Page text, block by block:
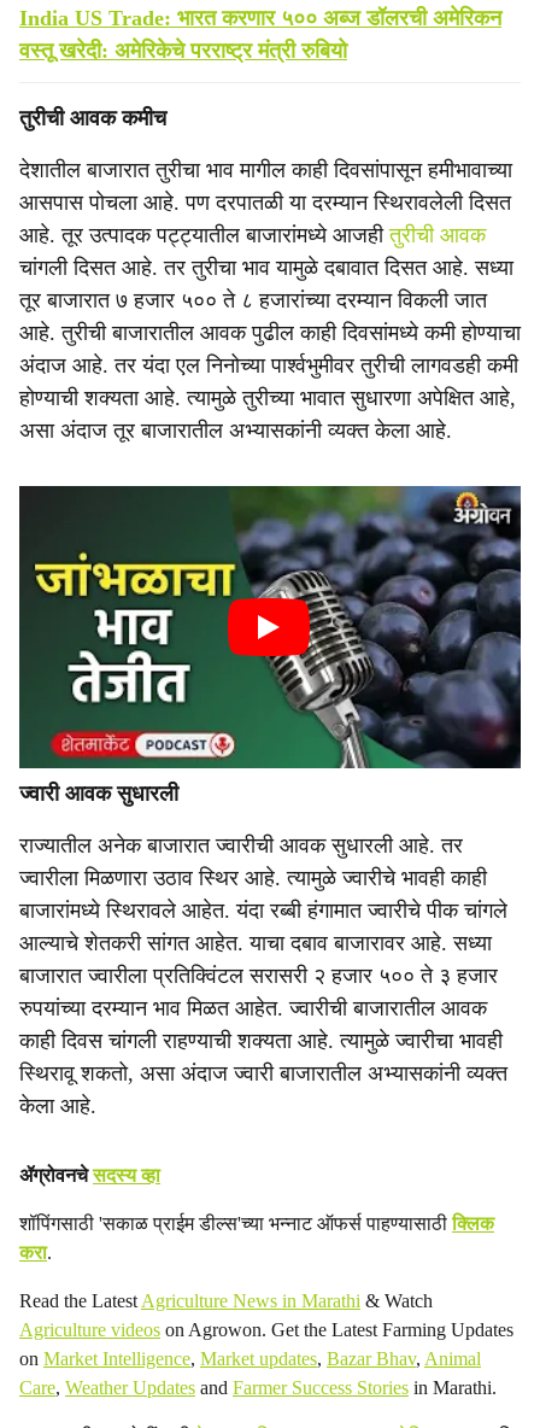
India US Trade: भारत करणार ५०० अब्ज डॉलरची अमेरिकन
वस्तू खरेदी: अमेरिकेचे परराष्ट्र मंत्री रुबियो
तुरीची आवक कमीच
देशातील बाजारात तुरीचा भाव मागील काही दिवसांपासून हमीभावाच्या
आसपास पोचला आहे. पण दरपातळी या दरम्यान स्थिरावलेली दिसत
आहे. तूर उत्पादक पट्ट्यातील बाजारांमध्ये आजहीतुरीची आवक
चांगली दिसत आहे. तर तुरीचा भाव यामुळे दबावात दिसत आहे. सध्या
तूर बाजारात ७ हजार ५०० ते ८ हजारांच्या दरम्यान विकली जात
आहे. तुरीची बाजारातील आवक पुढील काही दिवसांमध्ये कमी होण्याचा
अंदाज आहे. तर यंदा एल निनोच्या पार्श्वभुमीवर तुरीची लागवडही कमी
होण्याची शक्यता आहे. त्यामुळे तुरीच्या भावात सुधारणा अपेक्षित आहे,
असा अंदाज तूर बाजारातील अभ्यासकांनी व्यक्त केला आहे.
ज्वारी आवक सुधारली
राज्यातील अनेक बाजारात ज्वारीची आवक सुधारली आहे. तर
ज्वारीला मिळणारा उठाव स्थिर आहे. त्यामुळे ज्वारीचे भावही काही
बाजारांमध्ये स्थिरावले आहेत. यंदा रब्बी हंगामात ज्वारीचे पीक चांगले
आल्याचे शेतकरी सांगत आहेत. याचा दबाव बाजारावर आहे. सध्या
बाजारात ज्वारीला प्रतिक्विंटल सरासरी २ हजार ५०० ते ३ हजार
रुपयांच्या दरम्यान भाव मिळत आहेत. ज्वारीची बाजारातील आवक
काही दिवस चांगली राहण्याची शक्यता आहे. त्यामुळे ज्वारीचा भावही
स्थिरावू शकतो, असा अंदाज ज्वारी बाजारातील अभ्यासकांनी व्यक्त
केला आहे.
ॲग्रोवनचेसदस्य व्हा
शॉपिंगसाठी 'सकाळ प्राईम डील्स'च्या भन्नाट ऑफर्स पाहण्यासाठीक्लिक
करा.
Read the Latest Agriculture News in Marathi & Watch
Agriculture videos on Agrowon. Get the Latest Farming Updates
on Market Intelligence, Market updates, Bazar Bhav, Animal
Care, Weather Updates and Farmer Success Stories in Marathi.